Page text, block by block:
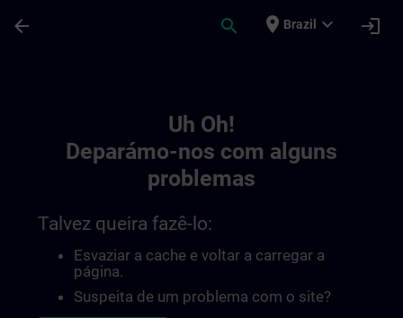
arrow_back search place Brazil expand_more login
Uh Oh!
Deparámo-nos com alguns
problemas
Talvez queira fazê-lo:
Esvaziar a cache e voltar a carregar a
página.
Suspeita de um problema com o site?